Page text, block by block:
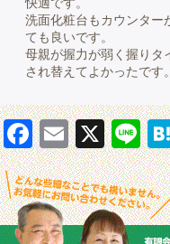
洗面化粧台もカウンター
ても良いです。
母親が握力が弱く握りタ
され替えてよかったです。
Facebook
Email X Line